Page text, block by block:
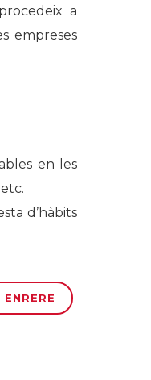
a
empreses
en les
d’hàbits